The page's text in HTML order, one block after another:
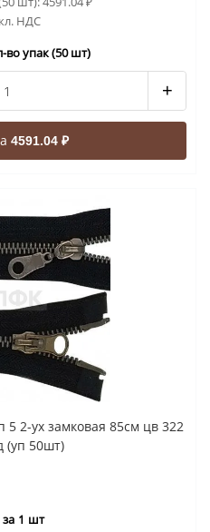
НДС
во упак (50 шт)
+
4591.04 ₽
2-ух замковая 85см цв 322
(уп 50шт)
1 шт